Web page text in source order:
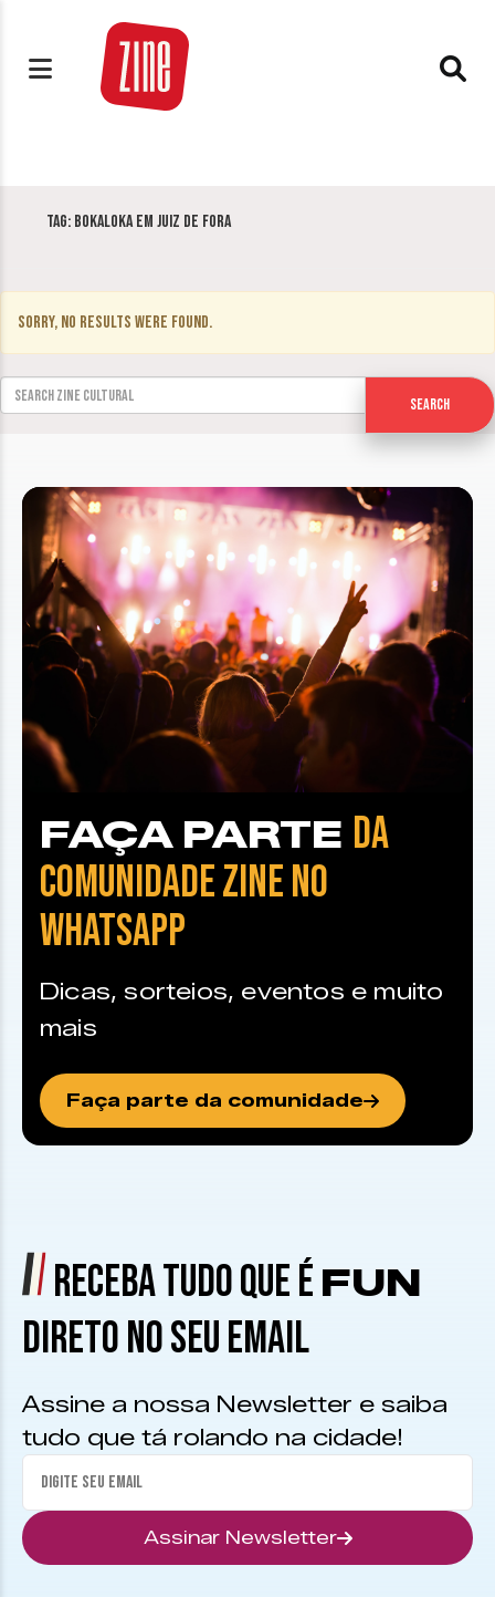
Tag: Bokaloka em Juiz de Fora
Sorry, no results were found.
Search for:
Search
FAÇA PARTE DA
COMUNIDADE ZINE NO
WHATSAPP
Dicas, sorteios, eventos e muito
mais
Faça parte da comunidade
RECEBA TUDO QUE É FUN
DIRETO NO SEU EMAIL
Assine a nossa Newsletter e saiba
tudo que tá rolando na cidade!
Assinar Newsletter